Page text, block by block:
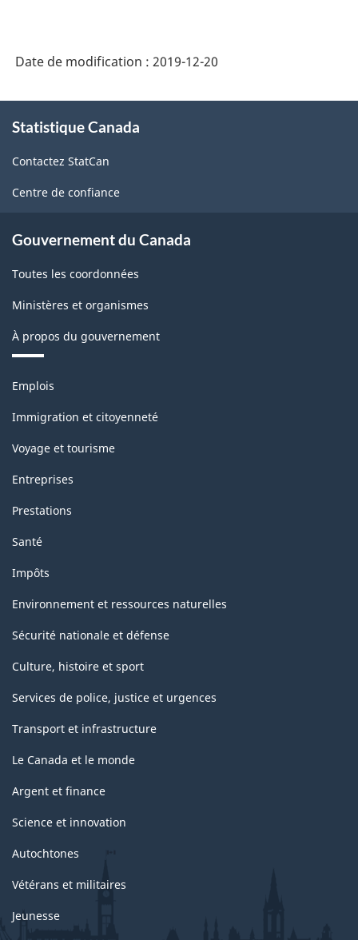
Date de modification : 2019-12-20
propos
ce
site
Statistique Canada
Contactez StatCan
Centre de confiance
Gouvernement du Canada
Toutes les coordonnées
Ministères et organismes
À propos du gouvernement
Thèmes
sujets
Emplois
Immigration et citoyenneté
Voyage et tourisme
Entreprises
Prestations
Santé
Impôts
Environnement et ressources naturelles
Sécurité nationale et défense
Culture, histoire et sport
Services de police, justice et urgences
Transport et infrastructure
Le Canada et le monde
Argent et finance
Science et innovation
Autochtones
Vétérans et militaires
Jeunesse